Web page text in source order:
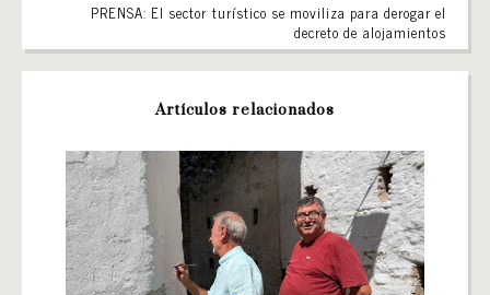
PRENSA: El sector turístico se moviliza para derogar el
decreto de alojamientos
Artículos relacionados